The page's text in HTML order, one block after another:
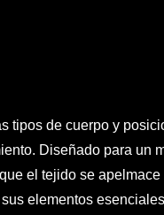
tipos de cuerpo y
Diseñado para un
el tejido se
elementos